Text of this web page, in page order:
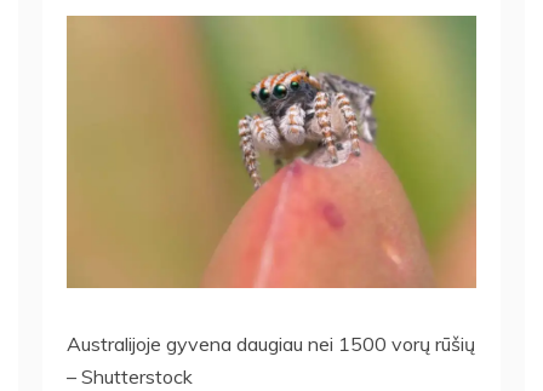
Australijoje gyvena daugiau nei 1500 vorų rūšių
– Shutterstock